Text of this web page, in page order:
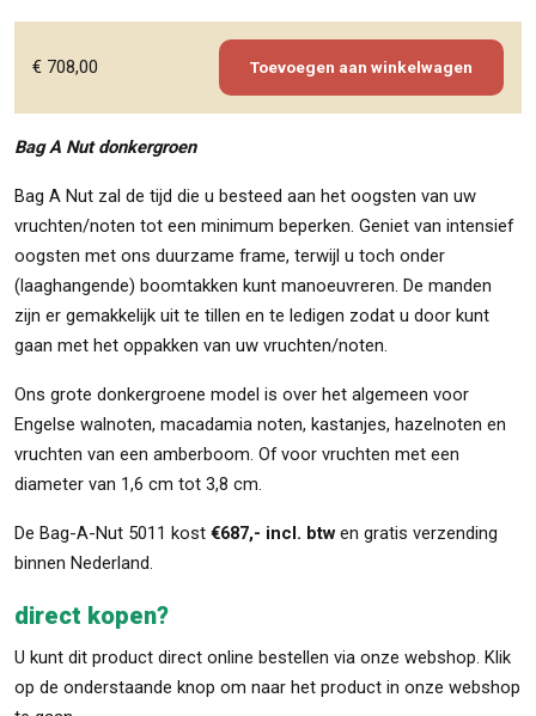
€ 708,00 Toevoegen aan winkelwagen
Bag A Nut donkergroen
Bag A Nut zal de tijd die u besteed aan het oogsten van uw
vruchten/noten tot een minimum beperken. Geniet van intensief
oogsten met ons duurzame frame, terwijl u toch onder
(laaghangende) boomtakken kunt manoeuvreren. De manden
zijn er gemakkelijk uit te tillen en te ledigen zodat u door kunt
gaan met het oppakken van uw vruchten/noten.
Ons grote donkergroene model is over het algemeen voor
Engelse walnoten, macadamia noten, kastanjes, hazelnoten en
vruchten van een amberboom. Of voor vruchten met een
diameter van 1,6 cm tot 3,8 cm.
De Bag-A-Nut 5011 kost €687,- incl. btw en gratis verzending
binnen Nederland.
direct kopen?
U kunt dit product direct online bestellen via onze webshop. Klik
op de onderstaande knop om naar het product in onze webshop